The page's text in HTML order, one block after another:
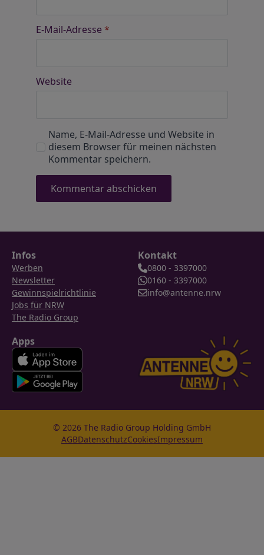
E-Mail-Adresse *
Website
Name, E-Mail-Adresse und Website in
diesem Browser für meinen nächsten
Kommentar speichern.
Infos
Werben
Newsletter
Gewinnspielrichtlinie
Jobs für NRW
The Radio Group
Kontakt
0800 - 3397000
0160 - 3397000
info@antenne.nrw
Apps
© 2026 The Radio Group Holding GmbH
AGBDatenschutzCookiesImpressum